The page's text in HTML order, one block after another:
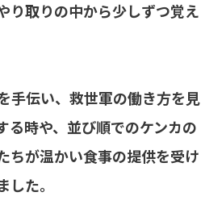
り取りの中から少しずつ覚え
手伝い、救世軍の働き方を見
る時や、並び順でのケンカの
ちが温かい食事の提供を受け
た。